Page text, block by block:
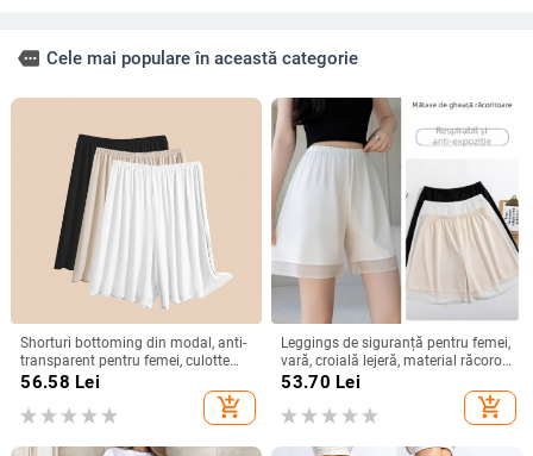
more Cele mai populare în această categorie
Shorturi bottoming din modal, anti-
transparent pentru femei, culotte
căptușite cu strat interior ușor
56.58 Lei
add_shopping_cart
Leggings de siguranță pentru femei,
vară, croială lejeră, material răcoros,
margine dantelată, elastic, drapaj,
protecție împotriva expunerii,
pantaloni de noapte 3/4
53.70 Lei
add_shopping_cart